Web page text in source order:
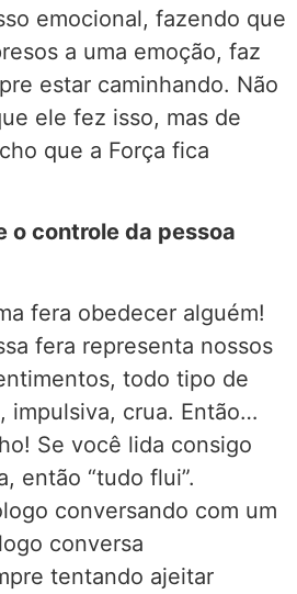
emocional, fazendo que
a uma emoção, faz
estar caminhando. Não
ele fez isso, mas de
que a Força fica
o controle da pessoa
fera obedecer alguém!
fera representa nossos
todo tipo de
impulsiva, crua. Então…
Se você lida consigo
então “tudo flui”.
conversando com um
conversa
tentando ajeitar